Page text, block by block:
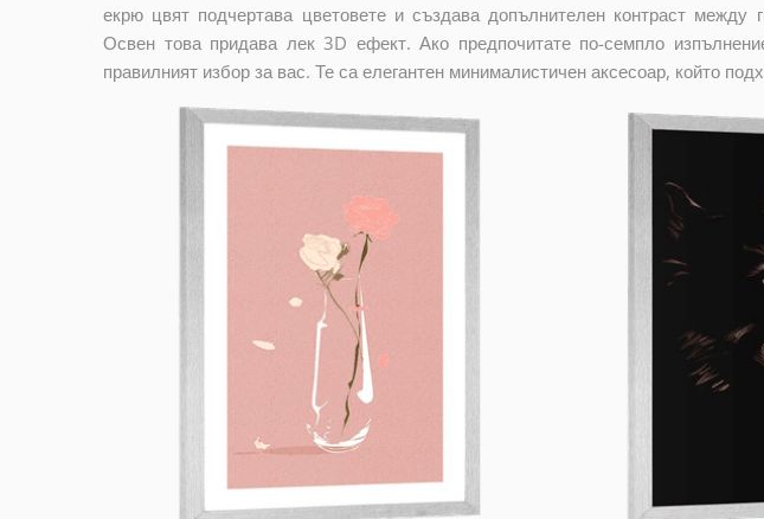
екрю цвят подчертава цветовете и създава допълнителен контраст между
Освен това придава лек 3D ефект. Ако предпочитате по-семпло
правилният избор за вас. Те са елегантен минималистичен аксесоар, който